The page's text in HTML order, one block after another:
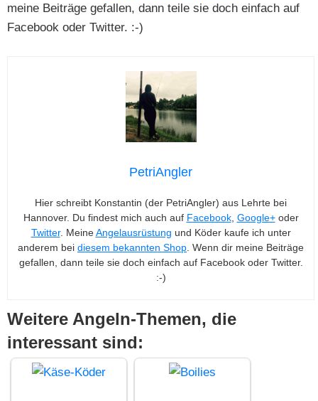
meine Beiträge gefallen, dann teile sie doch einfach auf
Facebook oder Twitter. :-)
PetriAngler
Hier schreibt Konstantin (der PetriAngler) aus Lehrte bei
Hannover. Du findest mich auch auf Facebook, Google+oder
Twitter. MeineAngelausrüstung und Köder kaufe ich unter
anderem bei diesem bekannten Shop . Wenn dir meine Beiträge
gefallen, dann teile sie doch einfach auf Facebook oder Twitter.
:-)
Weitere Angeln-Themen, die
interessant sind: